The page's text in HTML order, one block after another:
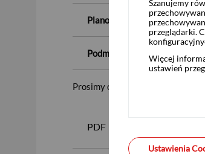
Planowany termin
Podmiot pośredniczący:
Prosimy o zapoznanie się z
PDF
USD
GBP
Szanujemy
przeglądarki.
Więcej
ustawień
Ustawienia